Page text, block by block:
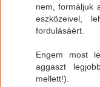
nem, formáljuk
eszközeivel,
fordulásáért.
Engem most
aggaszt
mellett!).